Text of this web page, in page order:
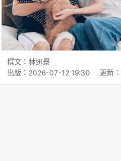
撰文： 林迅景
出版： 2026-07-12 19:30 更新：